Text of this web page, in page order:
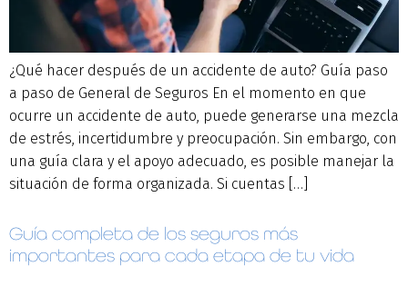
¿Qué hacer después de un accidente de auto? Guía paso
a paso de General de Seguros En el momento en que
ocurre un accidente de auto, puede generarse una mezcla
de estrés, incertidumbre y preocupación. Sin embargo, con
una guía clara y el apoyo adecuado, es posible manejar la
situación de forma organizada. Si cuentas […]
Guía completa de los seguros más
importantes para cada etapa de tu vida